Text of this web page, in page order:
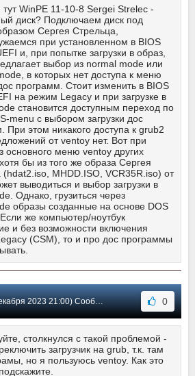
WinPE 11-10-8 Sergei Strelec -
диск? Подключаем диск под
Сергея Стрельца,
при установленном в BIOS
и, при попытке загрузки в образ,
выбор из normal mode или
в которых нет доступа к меню
программ. Стоит изменить в BIOS
на режим Legacy и при загрузке в
становится доступным переход по
menu с выбором загрузки дос
При этом никакого доступа к grub2
от ventoy нет. Вот при
основного меню ventoy других
бы из того же образа Сергея
(hdat2.iso, MHDD.ISO, VCR35R.iso) от
выводиться и выбор загрузки в
Однако, грузиться через
образы созданные на основе DOS
же компьютер/ноутбук
и без возможности включения
(CSM), то и про дос программы
2023 21:00) Сообщение #545 0
столкнулся с такой проблемой -
загрузчик на grub, т.к. там
но я пользуюсь ventoy. Как это